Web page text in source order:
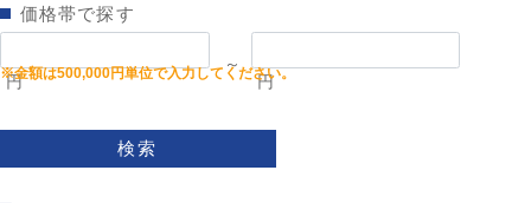
価格帯で探す
円
～
円
検索